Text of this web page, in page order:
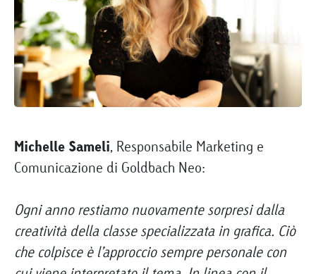
Michelle Sameli, Responsabile Marketing e
Comunicazione di Goldbach Neo:
Ogni anno restiamo nuovamente sorpresi dalla
creatività della classe specializzata in grafica. Ciò
che colpisce è l’approccio sempre personale con